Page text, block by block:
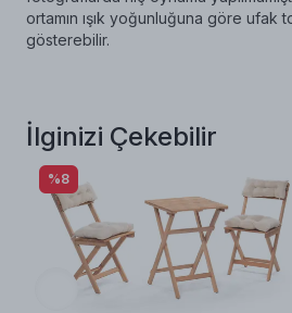
ortamın ışık yoğunluğuna göre ufak
gösterebilir.
İlginizi Çekebilir
%8